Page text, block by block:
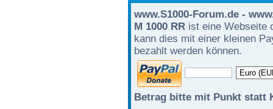
www.S1000-Forum.de -
M 1000 RR ist eine Webseite
kann dies mit einer kleinen
bezahlt werden können.
Betrag bitte mit Punkt statt